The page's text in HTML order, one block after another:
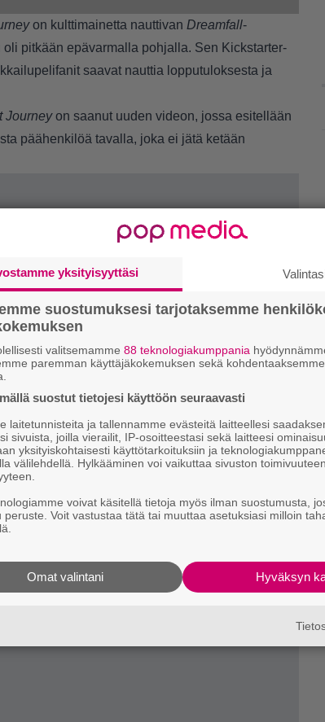
on kulttimainetta nauttivan Dreamfall-
pitkään epävarmalla pohjalla. Sen Kickstarter-
saavat nauttia lopputuloksesta ja
Journeyon saanut uuden videon, jossa esitellään
päähenkilöä tavalla, joka ei jätä ketään
kahvitauolla puhutaan! Nappaa ajankohtaiset
tästä.
yksityisyyttäsi
suostumuksesi tarjotaksemme
valitsemamme 88 teknologiakumppania
paremman käyttäjäkokemuksen sekä
suostut tietojesi käyttöön seuraavasti
laitetunnisteita ja tallennamme evästeitä laitteellesi
sivuista, joilla vierailit, IP-osoitteestasi sekä laitteesi
yksityiskohtaisesti käyttötarkoituksiin ja
välilehdellä. Hylkääminen voi vaikuttaa sivuston
voivat käsitellä tietoja myös ilman suostumusta,
peruste. Voit vastustaa tätä tai muuttaa asetuksiasi milloin
Hyväksyn
Omat valintani